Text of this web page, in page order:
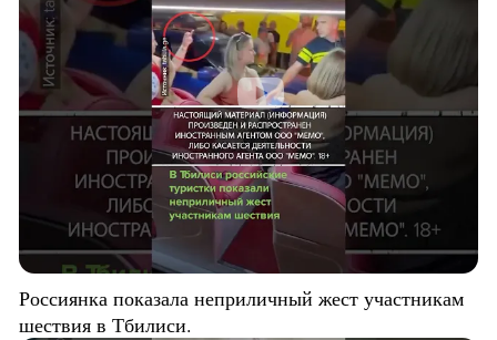
Россиянка показала неприличный жест участникам
шествия в Тбилиси.